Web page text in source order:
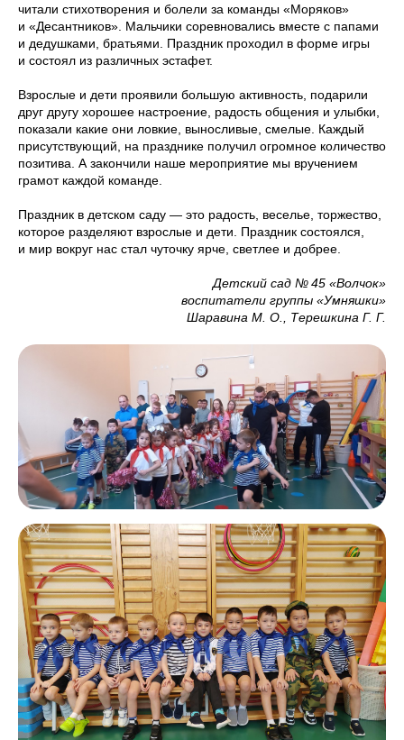
читали стихотворения и болели за команды «Моряков»
и «Десантников». Мальчики соревновались вместе с папами
и дедушками, братьями. Праздник проходил в форме игры
и состоял из различных эстафет.
Взрослые и дети проявили большую активность, подарили
друг другу хорошее настроение, радость общения и улыбки,
показали какие они ловкие, выносливые, смелые. Каждый
присутствующий, на празднике получил огромное количество
позитива. А закончили наше мероприятие мы вручением
грамот каждой команде.
Праздник в детском саду — это радость, веселье, торжество,
которое разделяют взрослые и дети. Праздник состоялся,
и мир вокруг нас стал чуточку ярче, светлее и добрее.
Детский сад № 45 «Волчок»
воспитатели группы «Умняшки»
Шаравина М. О., Терешкина Г. Г.